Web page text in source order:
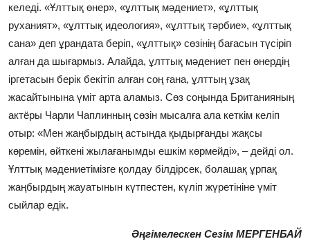
келеді. «Ұлттық өнер», «ұлттық мәдениет», «ұлттық
руханият», «ұлттық идеология», «ұлттық тәрбие», «ұлттық
сана» деп ұрандата беріп, «ұлттық» сөзінің бағасын түсіріп
алған да шығармыз. Алайда, ұлттық мәдениет пен өнердің
іргетасын берік бекітіп алған соң ғана, ұлттың ұзақ
жасайтынына үміт арта аламыз. Сөз соңында Британияның
актёры Чарли Чаплинның сөзін мысалға ала кеткім келіп
отыр: «Мен жаңбырдың астында қыдырғанды жақсы
көремін, өйткені жылағанымды ешкім көрмейді», – дейді ол.
Ұлттық мәдениетімізге қолдау білдірсек, болашақ ұрпақ
жаңбырдың жауатынын күтпестен, күліп жүретініне үміт
сыйлар едік.
Әңгімелескен Сезім МЕРГЕНБАЙ